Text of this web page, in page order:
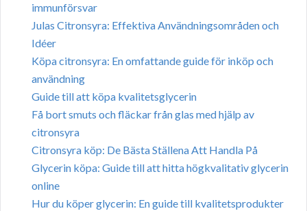
immunförsvar
Julas Citronsyra: Effektiva Användningsområden och
Idéer
Köpa citronsyra: En omfattande guide för inköp och
användning
Guide till att köpa kvalitetsglycerin
Få bort smuts och fläckar från glas med hjälp av
citronsyra
Citronsyra köp: De Bästa Ställena Att Handla På
Glycerin köpa: Guide till att hitta högkvalitativ glycerin
online
Hur du köper glycerin: En guide till kvalitetsprodukter